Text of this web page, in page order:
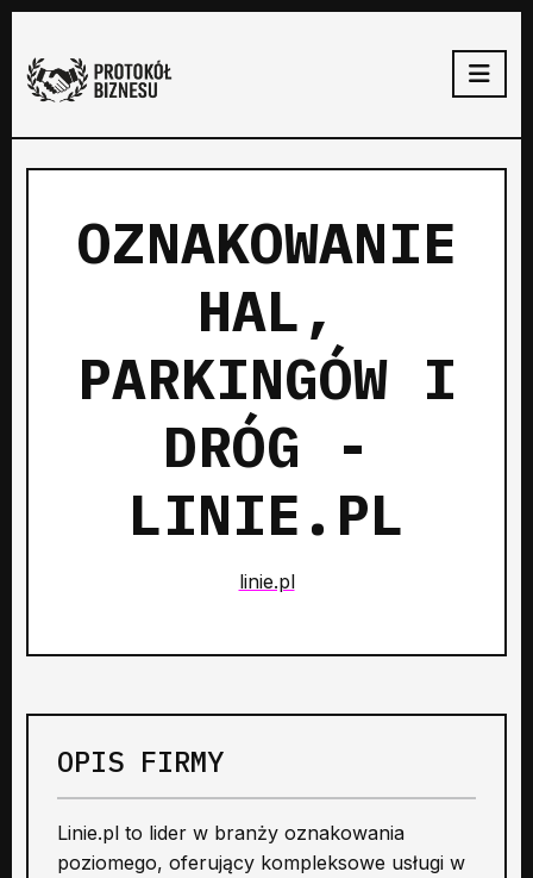
OZNAKOWANIE
HAL,
PARKINGÓW I
DRÓG -
LINIE.PL
linie.pl
OPIS FIRMY
Linie.pl to lider w branży oznakowania
poziomego, oferujący kompleksowe usługi w